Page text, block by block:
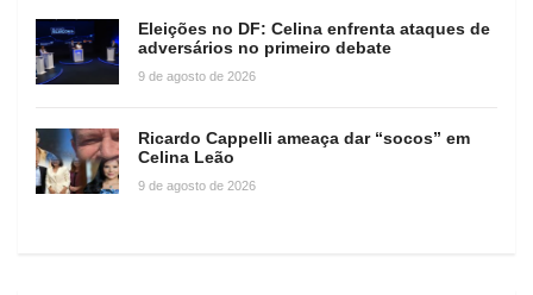
Eleições no DF: Celina enfrenta ataques de
adversários no primeiro debate
9 de agosto de 2026
Ricardo Cappelli ameaça dar “socos” em
Celina Leão
9 de agosto de 2026